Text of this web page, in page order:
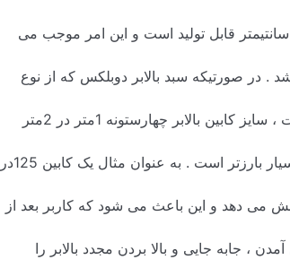
سانتیمتر قابل تولید است و این امر موجب می
. در صورتیکه سبد بالابر دوبلکس که از نوع
سایز کابین بالابر چهارستونه 1متر در 2متر
بارزتر است . به عنوان مثال یک کابین 125در
می دهد و این باعث می شود که کاربر بعد از
، جابه جایی و بالا بردن مجدد بالابر را